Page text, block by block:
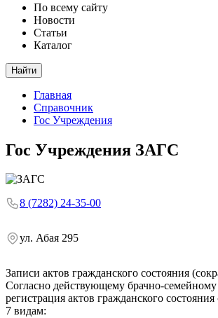
По всему сайту
Новости
Статьи
Каталог
Найти
Главная
Справочник
Гос Учреждения
Гос Учреждения ЗАГС
8 (7282) 24-35-00
ул. Абая 295
Записи актов гражданского состояния
Согласно действующему брачно-семейному
регистрация актов гражданского
7 видам: